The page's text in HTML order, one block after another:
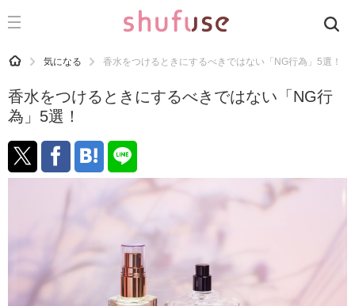
CATEGORY 記事カテゴリ
運気
洗濯
生活の知恵
趣味
HOME 気になる 香水をつけるときにするべきではない「NG行為」5選！
香水をつけるときにするべきではない「NG行
為」5選！